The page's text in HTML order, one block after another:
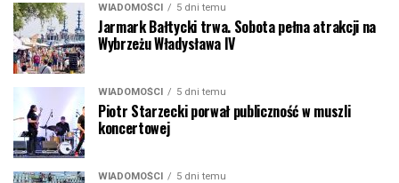
WIADOMOŚCI 5 dni temu
Jarmark Bałtycki trwa. Sobota pełna atrakcji na
Wybrzeżu Władysława IV
WIADOMOŚCI 5 dni temu
Piotr Starzecki porwał publiczność w muszli
koncertowej
WIADOMOŚCI 5 dni temu